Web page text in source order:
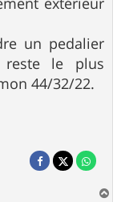
un pedalier
reste le plus
44/32/22.